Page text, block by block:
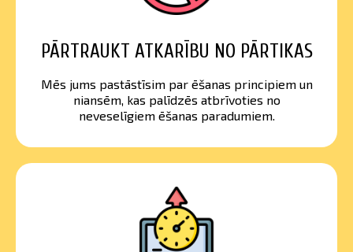
PĀRTRAUKT ATKARĪBU NO PĀRTIKAS
Mēs jums pastāstīsim par ēšanas principiem un
niansēm, kas palīdzēs atbrīvoties no
neveselīgiem ēšanas paradumiem.